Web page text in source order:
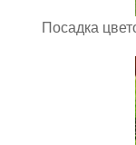
Посадка